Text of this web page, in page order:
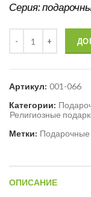
Серия:
Артикул: 001-066
Категории:
Религиозные
Метки: Подарочные
ОПИСАНИЕ